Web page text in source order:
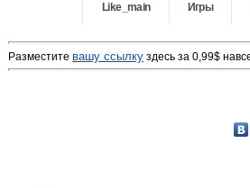
Like_main Игры
Разместите вашу ссылку здесь за 0,99$